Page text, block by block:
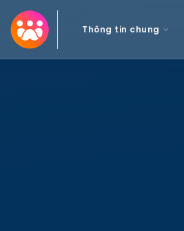
Thông tin chung